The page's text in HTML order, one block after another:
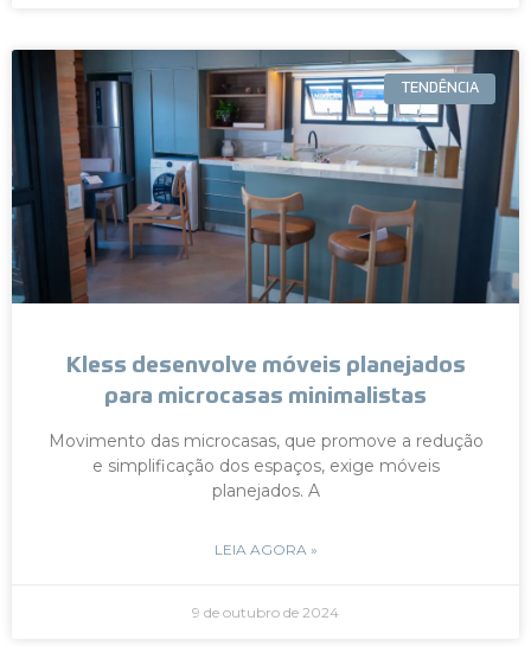
TENDÊNCIA
Kless desenvolve móveis planejados
para microcasas minimalistas
Movimento das microcasas, que promove a redução
e simplificação dos espaços, exige móveis
planejados. A
LEIA AGORA »
9 de outubro de 2024